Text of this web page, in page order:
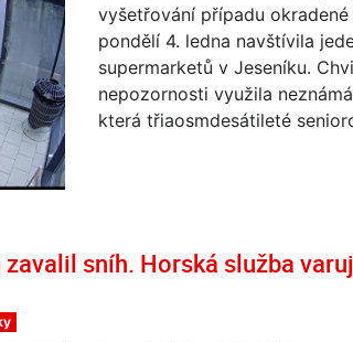
vyšetřování případu okradené
pondělí 4. ledna navštívila
supermarketů v Jeseníku.
nepozornosti využila
která třiaosmdesátileté
sníh. Horská služba